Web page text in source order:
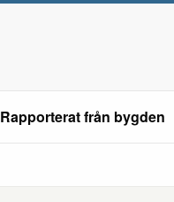
Rapporterat från bygden